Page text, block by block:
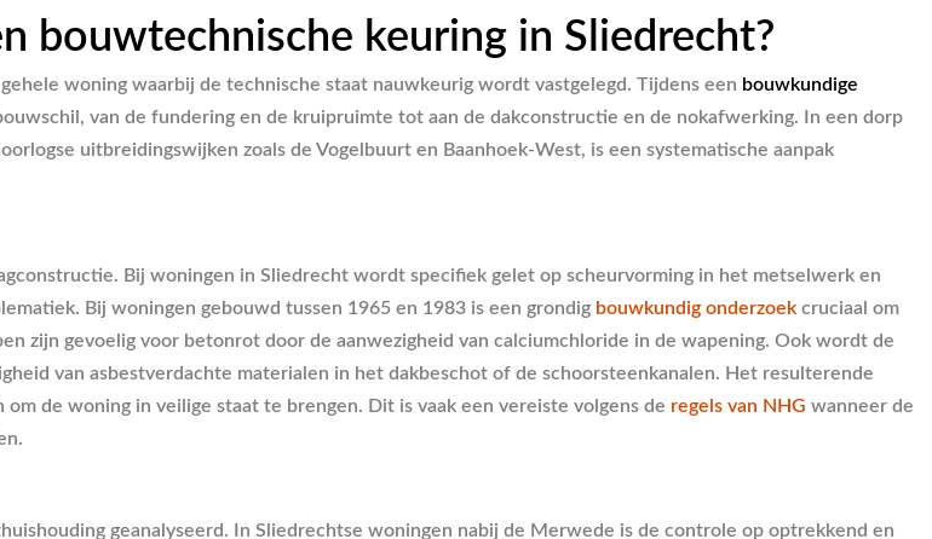
bouwtechnische keuring in Sliedrecht?
woning waarbij de technische staat nauwkeurig wordt vastgelegd. Tijdens een bouwkundige
van de fundering en de kruipruimte tot aan de dakconstructie en de nokafwerking. In een dorp
uitbreidingswijken zoals de Vogelbuurt en Baanhoek-West, is een systematische aanpak
Bij woningen in Sliedrecht wordt specifiek gelet op scheurvorming in het metselwerk en
Bij woningen gebouwd tussen 1965 en 1983 is een grondig bouwkundig onderzoek cruciaal om
zijn gevoelig voor betonrot door de aanwezigheid van calciumchloride in de wapening. Ook wordt de
van asbestverdachte materialen in het dakbeschot of de schoorsteenkanalen. Het resulterende
de woning in veilige staat te brengen. Dit is vaak een vereiste volgens de regels van NHG wanneer de
geanalyseerd. In Sliedrechtse woningen nabij de Merwede is de controle op optrekkend en